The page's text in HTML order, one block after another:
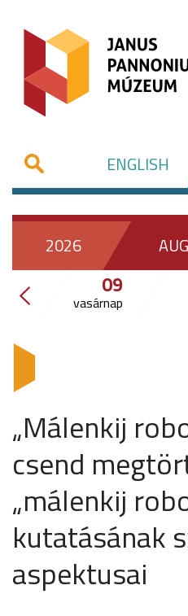
ENGLISH
2026
09
vasárnap
„Málenkij
csend
„málenkij
kutatásának
aspektusai